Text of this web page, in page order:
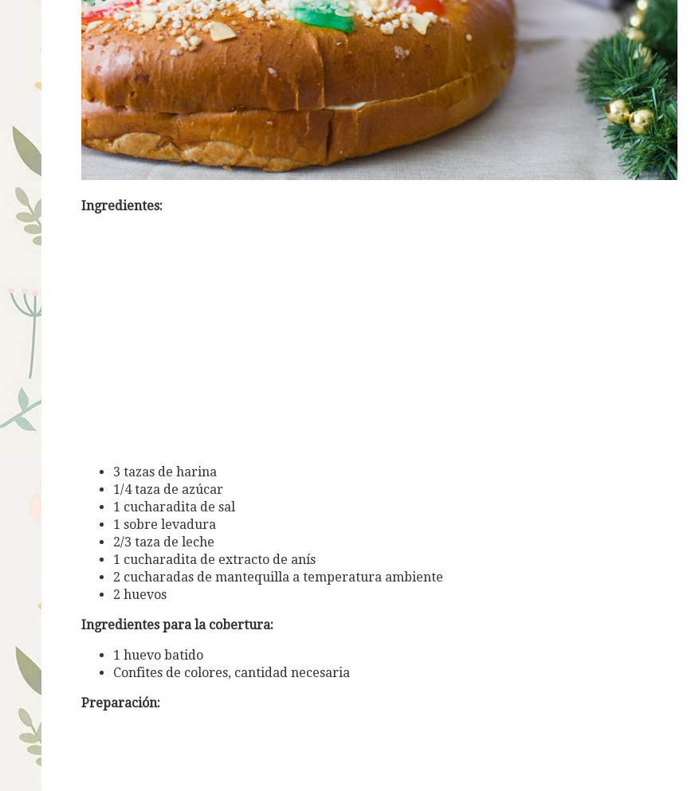
Ingredientes:
3 tazas de harina
1/4 taza de azúcar
1 cucharadita de sal
1 sobre levadura
2/3 taza de leche
1 cucharadita de extracto de anís
2 cucharadas de mantequilla a temperatura ambiente
2 huevos
Ingredientes para la cobertura:
1 huevo batido
Confites de colores, cantidad necesaria
Preparación: